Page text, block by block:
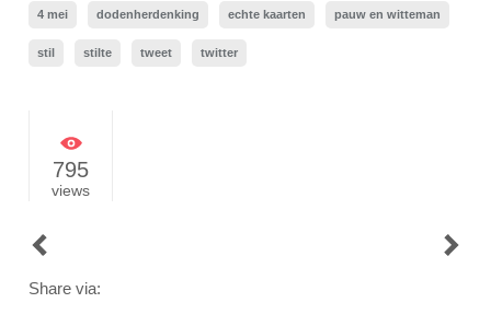
4 mei dodenherdenking echte kaarten pauw en witteman
stil stilte tweet twitter
795
views
POST
Share via: